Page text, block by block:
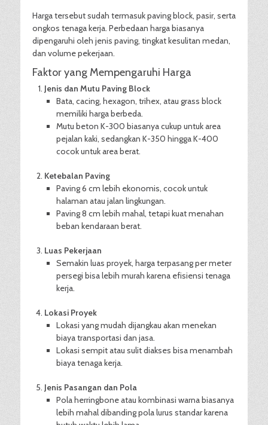
Harga tersebut sudah termasuk paving block, pasir, serta
ongkos tenaga kerja. Perbedaan harga biasanya
dipengaruhi oleh jenis paving, tingkat kesulitan medan,
dan volume pekerjaan.
Faktor yang Mempengaruhi Harga
Jenis dan Mutu Paving Block
Bata, cacing, hexagon, trihex, atau grass block
memiliki harga berbeda.
Mutu beton K-300 biasanya cukup untuk area
pejalan kaki, sedangkan K-350 hingga K-400
cocok untuk area berat.
Ketebalan Paving
Paving 6 cm lebih ekonomis, cocok untuk
halaman atau jalan lingkungan.
Paving 8 cm lebih mahal, tetapi kuat menahan
beban kendaraan berat.
Luas Pekerjaan
Semakin luas proyek, harga terpasang per meter
persegi bisa lebih murah karena efisiensi tenaga
kerja.
Lokasi Proyek
Lokasi yang mudah dijangkau akan menekan
biaya transportasi dan jasa.
Lokasi sempit atau sulit diakses bisa menambah
biaya tenaga kerja.
Jenis Pasangan dan Pola
Pola herringbone atau kombinasi warna biasanya
lebih mahal dibanding pola lurus standar karena